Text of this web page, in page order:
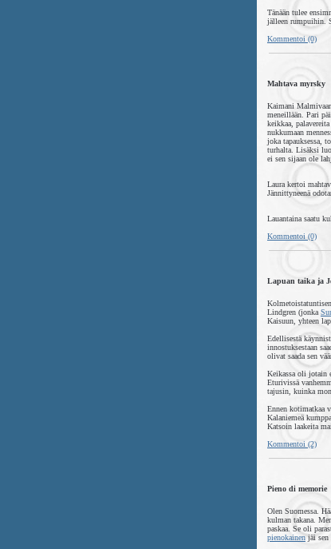
Tänään tulee
jälleen rumpuihin.
Kommentoi (0)
Mahtava myrsky
Kaimani
meneillään. Pari
keikkaa,
nukkumaan
joka tapauksessa,
turhalta. Lisäksi
ei sen sijaan ole
Laura kertoi
Jännittyneenä
Lauantaina saatu
Kommentoi (0)
Lapuan taika ja
Lindgren (jonka
Kaisuun, yhteen
Edellisestä
innostuksestaan
olivat saada sen
Keikassa oli jotain
Eturivissä
tajusin, kuinka
Ennen kotimatkaa
Kalaniemeä
Katsoin laakeita
Kommentoi (2)
Pieno di memorie
Olen Suomessa.
kulman takana.
paskaa. Se oli
pienokainenjäi sen